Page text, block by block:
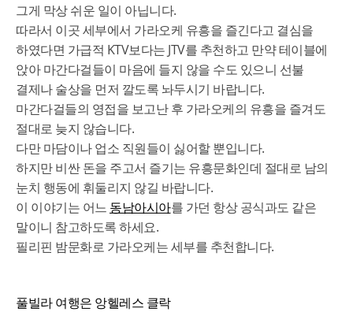
그게 막상 쉬운 일이 아닙니다.
따라서 이곳 세부에서 가라오케 유흥을 즐긴다고 결심을
하였다면 가급적 KTV보다는 JTV를 추천하고 만약 테이블에
앉아 마간다걸들이 마음에 들지 않을 수도 있으니 선불
결제나 술상을 먼저 깔도록 놔두시기 바랍니다.
마간다걸들의 영접을 보고난 후 가라오케의 유흥을 즐겨도
절대로 늦지 않습니다.
다만 마담이나 업소 직원들이 싫어할 뿐입니다.
하지만 비싼 돈을 주고서 즐기는 유흥문화인데 절대로 남의
눈치 행동에 휘둘리지 않길 바랍니다.
이 이야기는 어느 동남아시아를 가던 항상 공식과도 같은
말이니 참고하도록 하세요.
필리핀 밤문화로 가라오케는 세부를 추천합니다.
풀빌라 여행은 앙헬레스 클락